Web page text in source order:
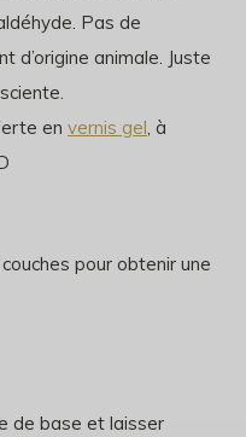
Pas de
d’origine animale. Juste
en vernis gel, à
pour obtenir une
de base et laisser